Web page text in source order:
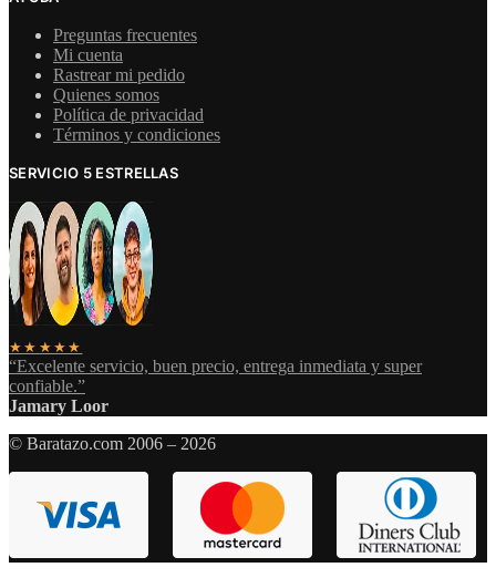
Preguntas frecuentes
Mi cuenta
Rastrear mi pedido
Quienes somos
Política de privacidad
Términos y condiciones
SERVICIO 5 ESTRELLAS
★★★★★
“Excelente servicio, buen precio, entrega inmediata y super
confiable.”
Jamary Loor
© Baratazo.com 2006 – 2026